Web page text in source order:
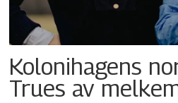
Kolonihagens
Trues av